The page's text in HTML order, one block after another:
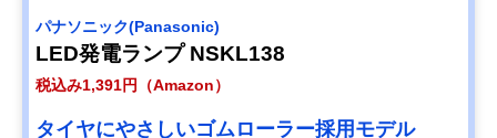
パナソニック(Panasonic)
LED発電ランプ NSKL138
税込み1,391円（Amazon）
タイヤにやさしいゴムローラー採用モデル